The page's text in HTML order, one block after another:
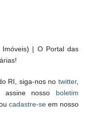
Imóveis) | O Portal das
RI, siga-nos no twitter,
assine nosso boletim
cadastre-seem nosso